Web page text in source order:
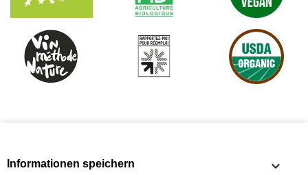
Informationen speichern keyboard_arrow_down